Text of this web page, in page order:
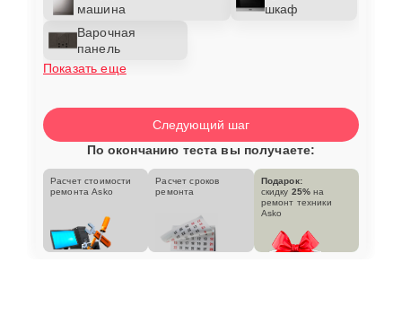
машина
шкаф
Варочная
панель
Показать еще
Следующий шаг
По окончанию теста вы получаете:
Расчет стоимости
ремонта Asko
Расчет сроков
ремонта
Подарок:
скидку 25% на
ремонт техники
Asko